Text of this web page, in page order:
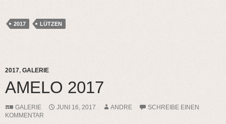
2017 LÜTZEN
2017, GALERIE
AMELO 2017
GALERIE JUNI 16, 2017 ANDRE
SCHREIBE EINEN
KOMMENTAR